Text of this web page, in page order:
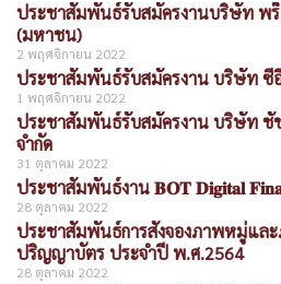
ประชาสัมพันธ์รับสมัครงานบริษัท พ
(มหาชน)
2 พฤศจิกายน 2022
ประชาสัมพันธ์รับสมัครงาน บริษัท ซี
1 พฤศจิกายน 2022
ประชาสัมพันธ์รับสมัครงาน บริษัท ชั
จำกัด
31 ตุลาคม 2022
ประชาสัมพันธ์งาน 𝐁𝐎𝐓 𝐃𝐢𝐠𝐢𝐭𝐚𝐥
28 ตุลาคม 2022
ประชาสัมพันธ์การสั่งจองภาพหมู่​แล
ปริญญาบัตร​ ประจำปี​ พ.ศ.2564​
28 ตุลาคม 2022